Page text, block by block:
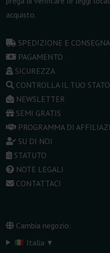
acquisto.
SPEDIZIONE E CONSEGNA
PAGAMENTO
SICUREZZA
CONTROLLA IL TUO
NEWSLETTER
SEMI GRATIS
PROGRAMMA DI
SU DI NOI
STATUTO
NOTE LEGALI
CONTATTACI
Cambia negozio:
Italia ▾